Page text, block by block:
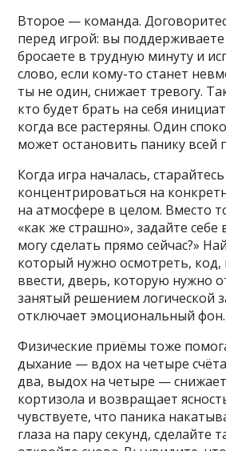
Второе — команда.
перед игрой: вы поддерживаете
бросаете в трудную минуту и
слово, если кому-то станет
ты не один, снижает тревогу.
кто будет брать на себя
когда все растеряны. Один
может остановить панику всей
Когда игра началась, старайтесь
концентрироваться на
на атмосфере в целом. Вместо
«как же страшно», задайте себе
могу сделать прямо сейчас?»
который нужно осмотреть,
ввести, дверь, которую нужно
занятый решением логической
отключает эмоциональный фон.
Физические приёмы тоже
дыхание — вдох на четыре
два, выдох на четыре —
кортизола и возвращает
чувствуете, что паника
глаза на пару секунд, сделайте